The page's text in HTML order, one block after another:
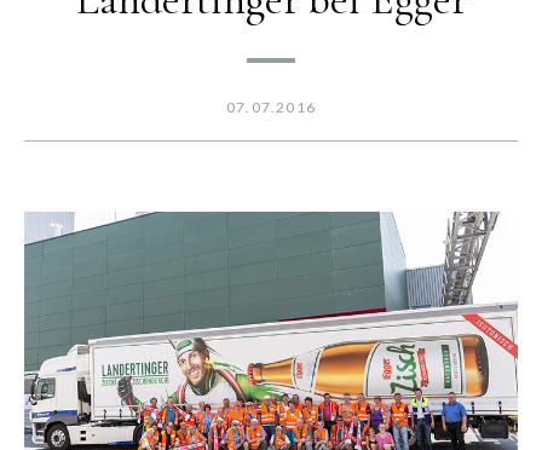
07.07.2016